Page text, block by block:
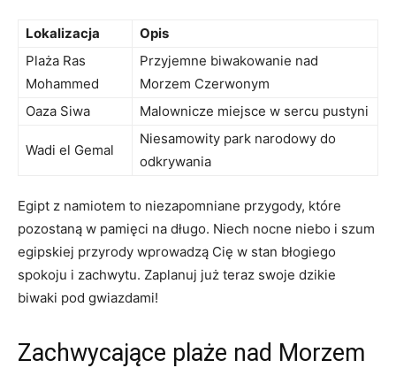
Lokalizacja
Opis
Plaża Ras
Mohammed
Przyjemne biwakowanie nad
Morzem Czerwonym
Oaza Siwa
Malownicze miejsce w sercu pustyni
Wadi ⁣el ​Gemal
Niesamowity park‌ narodowy ​do
odkrywania
Egipt z namiotem‍ to niezapomniane przygody,⁢ które
pozostaną w pamięci na⁣ długo. Niech nocne niebo⁣ i szum
egipskiej przyrody wprowadzą Cię⁢ w⁤ stan błogiego
spokoju i zachwytu. Zaplanuj‌ już teraz swoje ⁤dzikie
biwaki⁤ pod gwiazdami! ‍
Zachwycające plaże nad Morzem